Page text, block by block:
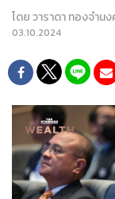
โดยวาราดา ทองจำน
03.10.2024